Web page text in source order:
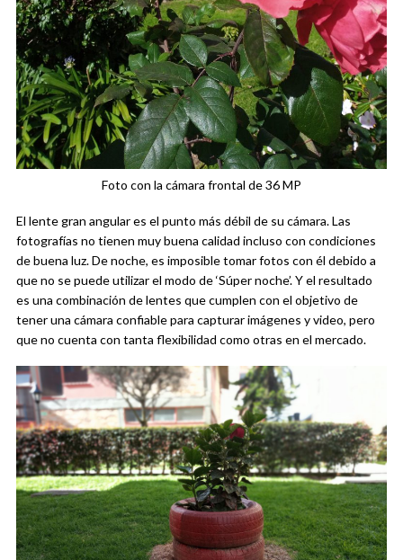
Foto con la cámara frontal de 36 MP
El lente gran angular es el punto más débil de su cámara. Las
fotografías no tienen muy buena calidad incluso con condiciones
de buena luz. De noche, es imposible tomar fotos con él debido a
que no se puede utilizar el modo de ‘Súper noche’. Y el resultado
es una combinación de lentes que cumplen con el objetivo de
tener una cámara confiable para capturar imágenes y video, pero
que no cuenta con tanta flexibilidad como otras en el mercado.